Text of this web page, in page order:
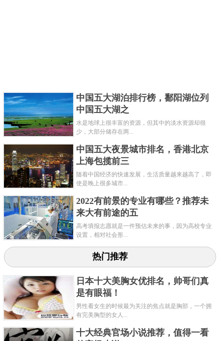
共2页: 上一页 1 2 下一页
中国五大湖泊排行榜，鄱阳湖位列
中国五大湖之
水是地球上很丰富的资源，但其中的淡水资源却很
少，大部分储存在两...
中国五大夜景城市排名，香港北京
上海包揽前三
随着中国经济的快速发展，生活质量越来越高了，即
使是晚上很多城市...
2022有前景的专业有哪些？推荐未
来大有前途的五
高考填报志愿就是一件预估未来的事，因为高校专业
设置，相对社会形...
热门推荐
日本十大美胸女优排名，帅哥们真
是有眼福！
男性看女生的时候最为关注的焦点就是胸部，一个拥
有完美胸型的女人...
十大经典官场小说推荐，值得一看